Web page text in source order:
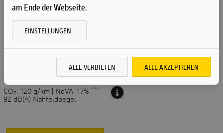
BLAU
€ 14.895,00
CO2: 120 g/km | NoVA: 17% ***
92 dB(A) Nahfeldpegel
am Ende der Webseite.
EINSTELLUNGEN
ALLE VERBIETEN ALLE AKZEPTIEREN